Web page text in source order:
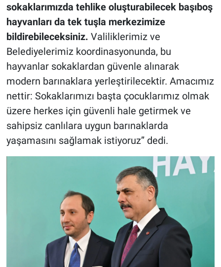
sokaklarımızda tehlike oluşturabilecek başıboş
hayvanları da tek tuşla merkezimize
bildirebileceksiniz. Valiliklerimiz ve
Belediyelerimiz koordinasyonunda, bu
hayvanlar sokaklardan güvenle alınarak
modern barınaklara yerleştirilecektir. Amacımız
nettir: Sokaklarımızı başta çocuklarımız olmak
üzere herkes için güvenli hale getirmek ve
sahipsiz canlılara uygun barınaklarda
yaşamasını sağlamak istiyoruz’’ dedi.